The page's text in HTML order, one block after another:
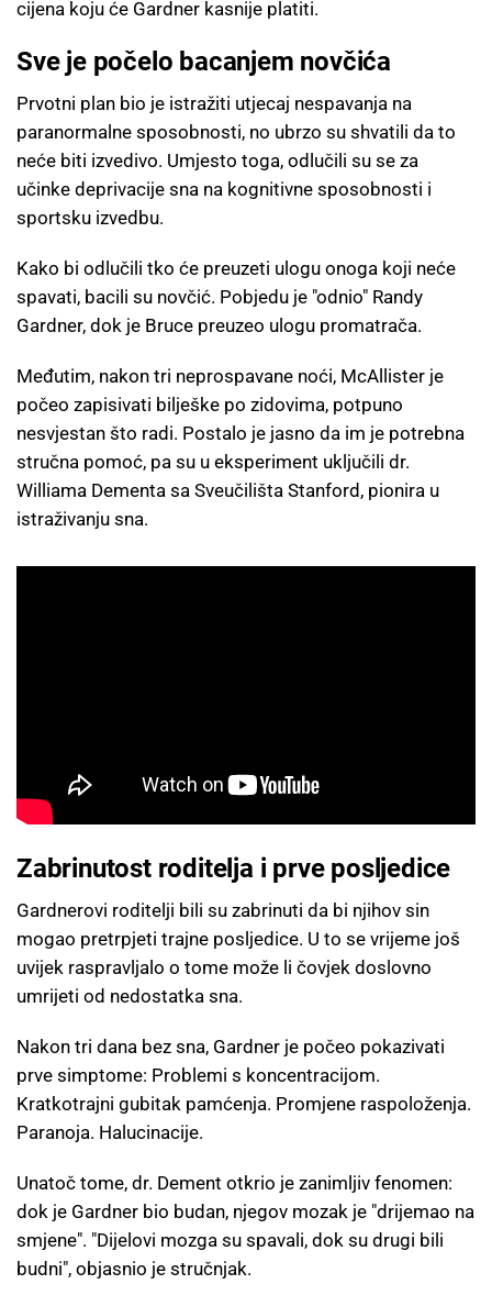
cijena koju će Gardner kasnije platiti.
Sve je počelo bacanjem novčića
Prvotni plan bio je istražiti utjecaj nespavanja na
paranormalne sposobnosti, no ubrzo su shvatili da to
neće biti izvedivo. Umjesto toga, odlučili su se za
učinke deprivacije sna na kognitivne sposobnosti i
sportsku izvedbu.
Kako bi odlučili tko će preuzeti ulogu onoga koji neće
spavati, bacili su novčić. Pobjedu je "odnio" Randy
Gardner, dok je Bruce preuzeo ulogu promatrača.
Međutim, nakon tri neprospavane noći, McAllister je
počeo zapisivati bilješke po zidovima, potpuno
nesvjestan što radi. Postalo je jasno da im je potrebna
stručna pomoć, pa su u eksperiment uključili dr.
Williama Dementa sa Sveučilišta Stanford, pionira u
istraživanju sna.
Zabrinutost roditelja i prve posljedice
Gardnerovi roditelji bili su zabrinuti da bi njihov sin
mogao pretrpjeti trajne posljedice. U to se vrijeme još
uvijek raspravljalo o tome može li čovjek doslovno
umrijeti od nedostatka sna.
Nakon tri dana bez sna, Gardner je počeo pokazivati
prve simptome: Problemi s koncentracijom.
Kratkotrajni gubitak pamćenja. Promjene raspoloženja.
Paranoja. Halucinacije.
Unatoč tome, dr. Dement otkrio je zanimljiv fenomen:
dok je Gardner bio budan, njegov mozak je "drijemao na
smjene". "Dijelovi mozga su spavali, dok su drugi bili
budni", objasnio je stručnjak.